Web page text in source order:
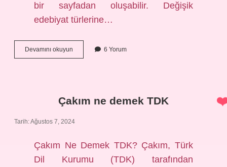
bir sayfadan oluşabilir. Değişik
edebiyat türlerine…
Devamını okuyun
ne
6 Yorum
Çakım ne demek TDK
Tarih: Ağustos 7, 2024
Çakım Ne Demek TDK? Çakım, Türk
Dil Kurumu (TDK) tarafından